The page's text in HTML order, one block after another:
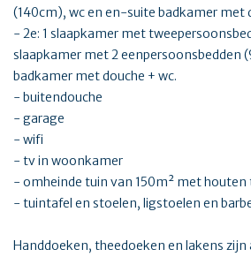
(140cm), wc en en-suite badkamer met
- 2e: 1 slaapkamer met
slaapkamer met 2 eenpersoonsbedden
badkamer met douche + wc.
- buitendouche
- garage
- wifi
- tv in woonkamer
- omheinde tuin van 150m² met houten
- tuintafel en stoelen, ligstoelen en
Handdoeken, theedoeken en lakens zijn